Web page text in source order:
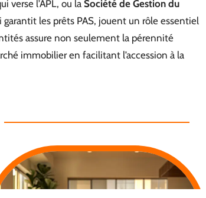
verse l’APL, ou laSociété de Gestion du
garantit les prêts PAS, jouent un rôle essentiel
assure non seulement la pérennité
immobilier en facilitant l’accession à la